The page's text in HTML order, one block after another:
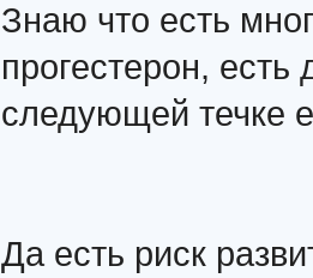
Знаю что есть
прогестерон,
следующей течке
Да есть риск